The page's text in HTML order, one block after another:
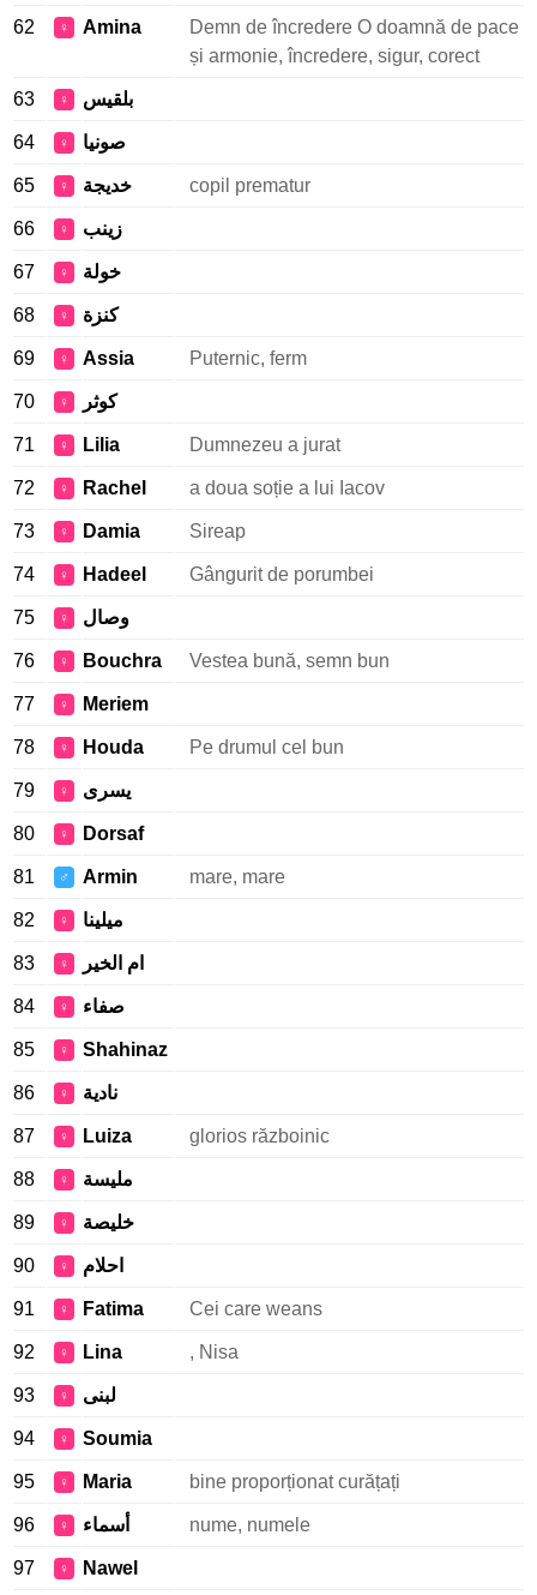
62 ♀ Amina
Demn de încredere O doamnă de pace
și armonie, încredere, sigur, corect
63 ♀ بلقيس
64 ♀ صونيا
65 ♀ خديجة copil prematur
66 ♀ زينب
67 ♀ خولة
68 ♀ كنزة
69 ♀ Assia Puternic, ferm
70 ♀ كوثر
71 ♀ Lilia Dumnezeu a jurat
72 ♀ Rachel a doua soție a lui Iacov
73 ♀ Damia Sireap
74 ♀ Hadeel Gângurit de porumbei
75 ♀ وصال
76 ♀ Bouchra Vestea bună, semn bun
77 ♀ Meriem
78 ♀ Houda Pe drumul cel bun
79 ♀ يسرى
80 ♀ Dorsaf
81 ♂ Armin mare, mare
82 ♀ ميلينا
83 ♀ ام الخير
84 ♀ صفاء
85 ♀ Shahinaz
86 ♀ نادية
87 ♀ Luiza glorios războinic
88 ♀ مليسة
89 ♀ خليصة
90 ♀ احلام
91 ♀ Fatima Cei care weans
92 ♀ Lina , Nisa
93 ♀ لبنى
94 ♀ Soumia
95 ♀ Maria bine proporționat curățați
96 ♀ أسماء nume, numele
97 ♀ Nawel